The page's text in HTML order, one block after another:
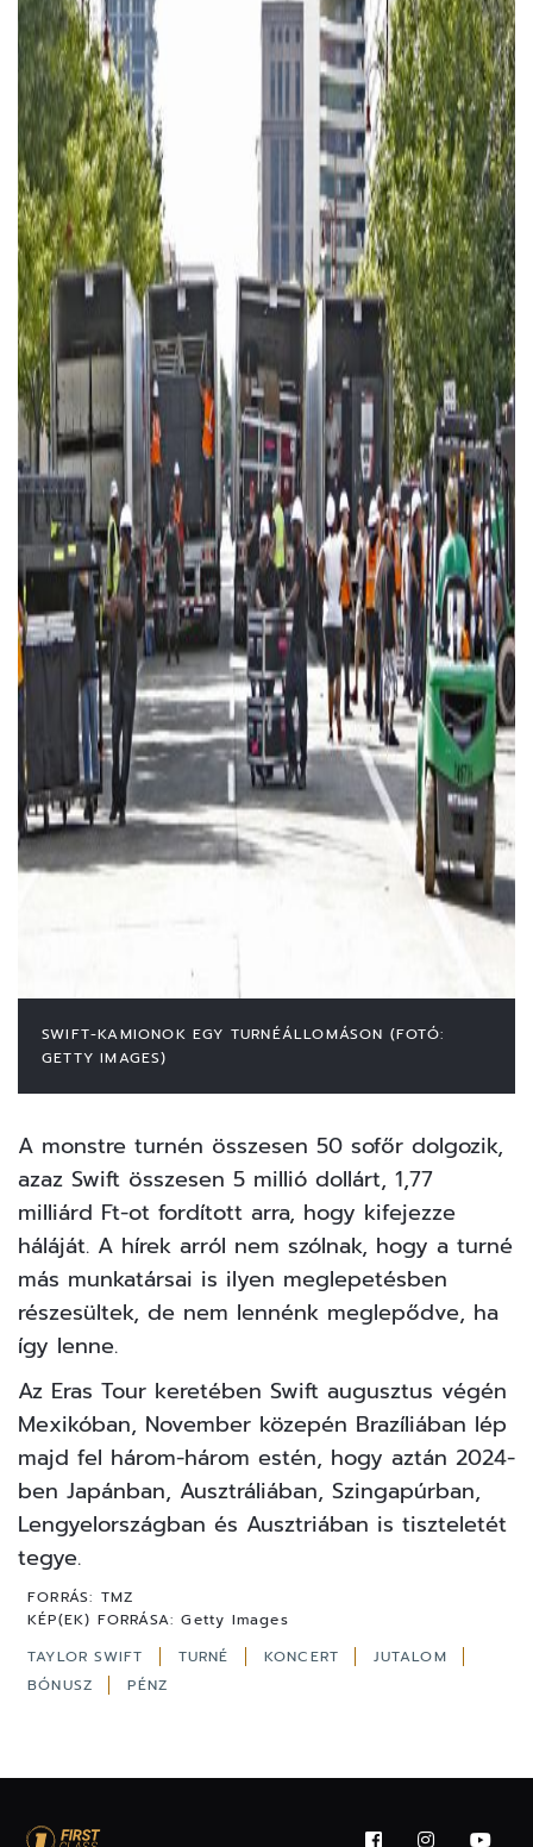
SWIFT-KAMIONOK EGY TURNÉÁLLOMÁSON (FOTÓ:
GETTY IMAGES)
A monstre turnén összesen 50 sofőr dolgozik,
azaz Swift összesen 5 millió dollárt, 1,77
milliárd Ft-ot fordított arra, hogy kifejezze
háláját. A hírek arról nem szólnak, hogy a turné
más munkatársai is ilyen meglepetésben
részesültek, de nem lennénk meglepődve, ha
így lenne.
Az Eras Tour keretében Swift augusztus végén
Mexikóban, November közepén Brazíliában lép
majd fel három-három estén, hogy aztán 2024-
ben Japánban, Ausztráliában, Szingapúrban,
Lengyelországban és Ausztriában is tiszteletét
tegye.
FORRÁS: TMZ
KÉP(EK) FORRÁSA: Getty Images
TAYLOR SWIFT
TURNÉ KONCERT
JUTALOM
BÓNUSZ
PÉNZ